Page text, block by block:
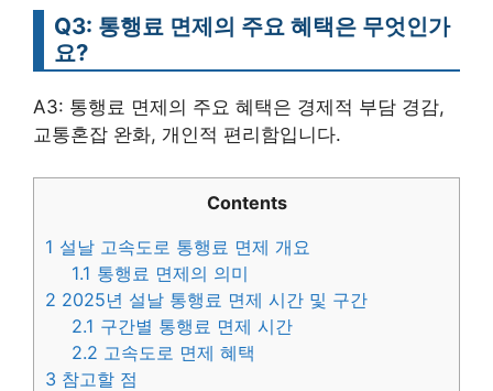
Q3: 통행료 면제의 주요 혜택은 무엇인가
요?
A3: 통행료 면제의 주요 혜택은 경제적 부담 경감,
교통혼잡 완화, 개인적 편리함입니다.
Contents
1 설날 고속도로 통행료 면제 개요
1.1 통행료 면제의 의미
2 2025년 설날 통행료 면제 시간 및 구간
2.1 구간별 통행료 면제 시간
2.2 고속도로 면제 혜택
3 참고할 점